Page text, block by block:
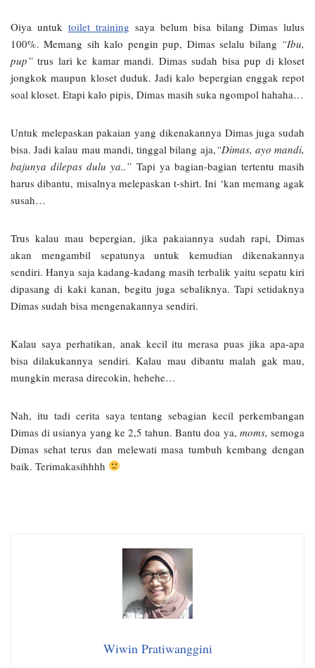
Oiya untuk toilet training saya belum bisa bilang Dimas lulus
100%. Memang sih kalo pengin pup, Dimas selalu bilang “Ibu,
pup” trus lari ke kamar mandi. Dimas sudah bisa pup di kloset
jongkok maupun kloset duduk. Jadi kalo bepergian enggak repot
soal kloset. Etapi kalo pipis, Dimas masih suka ngompol hahaha…
Untuk melepaskan pakaian yang dikenakannya Dimas juga sudah
bisa. Jadi kalau mau mandi, tinggal bilang aja,“Dimas, ayo mandi,
bajunya dilepas dulu ya..” Tapi ya bagian-bagian tertentu masih
harus dibantu, misalnya melepaskan t-shirt. Ini ‘kan memang agak
susah…
Trus kalau mau bepergian, jika pakaiannya sudah rapi, Dimas
akan mengambil sepatunya untuk kemudian dikenakannya
sendiri. Hanya saja kadang-kadang masih terbalik yaitu sepatu kiri
dipasang di kaki kanan, begitu juga sebaliknya. Tapi setidaknya
Dimas sudah bisa mengenakannya sendiri.
Kalau saya perhatikan, anak kecil itu merasa puas jika apa-apa
bisa dilakukannya sendiri. Kalau mau dibantu malah gak mau,
mungkin merasa direcokin, hehehe…
Nah, itu tadi cerita saya tentang sebagian kecil perkembangan
Dimas di usianya yang ke 2,5 tahun. Bantu doa ya, moms, semoga
Dimas sehat terus dan melewati masa tumbuh kembang dengan
baik. Terimakasihhhh
Wiwin Pratiwanggini